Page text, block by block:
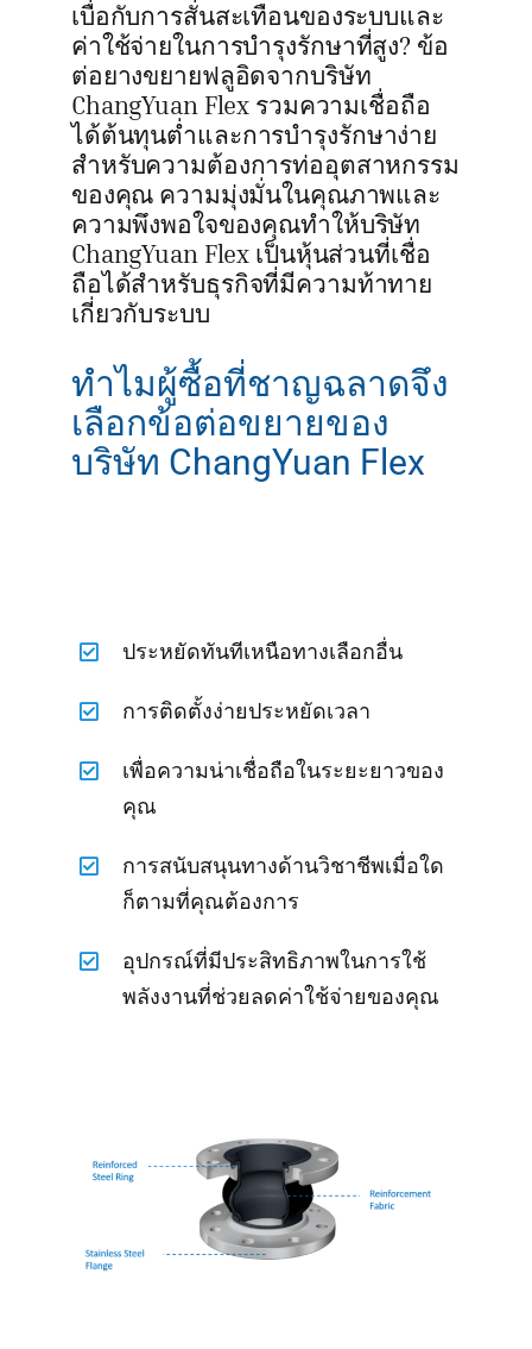
เบื่อกับการสั่นสะเทือนของระบบและ
ค่าใช้จ่ายในการบำรุงรักษาที่สูง? ข้อ
ต่อยางขยายฟลูอิดจากบริษัท
ChangYuan Flex รวมความเชื่อถือ
ได้ต้นทุนต่ำและการบำรุงรักษาง่าย
สำหรับความต้องการท่ออุตสาหกรรม
ของคุณ ความมุ่งมั่นในคุณภาพและ
ความพึงพอใจของคุณทำให้บริษัท
ChangYuan Flex เป็นหุ้นส่วนที่เชื่อ
ถือได้สำหรับธุรกิจที่มีความท้าทาย
เกี่ยวกับระบบ
ทำไมผู้ซื้อที่ชาญฉลาดจึง
เลือกข้อต่อขยายของ
บริษัท ChangYuan Flex
ประหยัดทันทีเหนือทางเลือกอื่น
การติดตั้งง่ายประหยัดเวลา
เพื่อความน่าเชื่อถือในระยะยาวของ
คุณ
การสนับสนุนทางด้านวิชาชีพเมื่อใด
ก็ตามที่คุณต้องการ
อุปกรณ์ที่มีประสิทธิภาพในการใช้
พลังงานที่ช่วยลดค่าใช้จ่ายของคุณ